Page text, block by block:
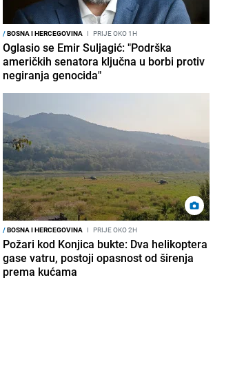
/BOSNA I HERCEGOVINA I PRIJE OKO 1H
Oglasio se Emir Suljagić: "Podrška
američkih senatora ključna u borbi protiv
negiranja genocida"
/BOSNA I HERCEGOVINA I PRIJE OKO 2H
Požari kod Konjica bukte: Dva helikoptera
gase vatru, postoji opasnost od širenja
prema kućama